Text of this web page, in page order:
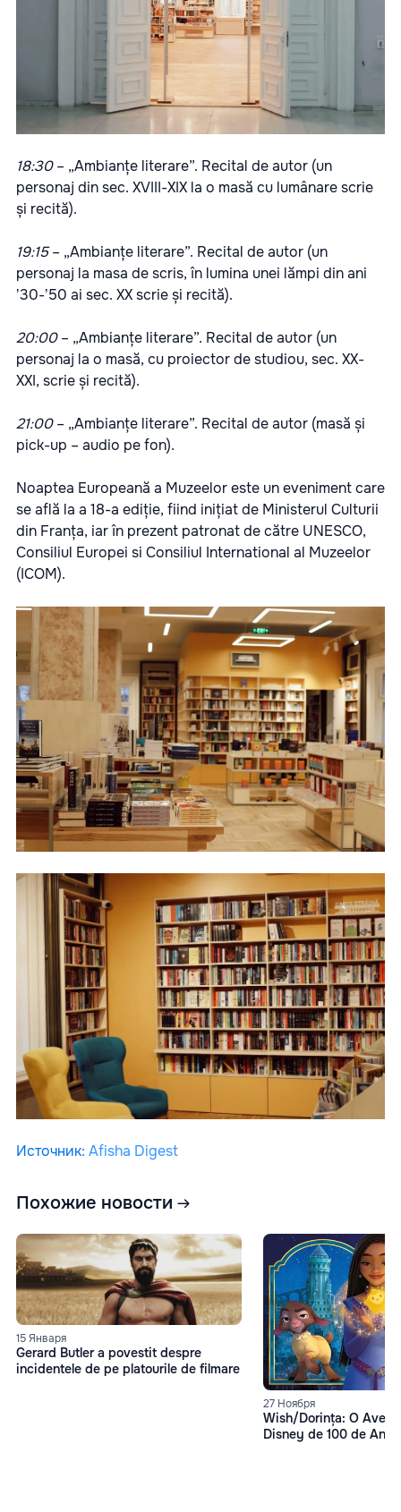
18:30– „Ambianțe literare”. Recital de autor (un
personaj din sec. XVIII-XIX la o masă cu lumânare scrie
și recită).
19:15– „Ambianțe literare”. Recital de autor (un
personaj la masa de scris, în lumina unei lămpi din ani
ʼ30-ʼ50 ai sec. XX scrie și recită).
20:00– „Ambianțe literare”. Recital de autor (un
personaj la o masă, cu proiector de studiou, sec. XX-
XXI, scrie și recită).
21:00– „Ambianțe literare”. Recital de autor (masă și
pick-up – audio pe fon).
Noaptea Europeană a Muzeelor este un eveniment care
se află la a 18-a ediție, fiind inițiat de Ministerul Culturii
din Franța, iar în prezent patronat de către UNESCO,
Consiliul Europei si Consiliul International al Muzeelor
(ICOM).
Источник: Afisha Digest
Похожие новости
15 Января
Gerard Butler a povestit despre
incidentele de pe platourile de filmare
27 Ноября
Wish/Dorința: O
Disney de 100 de Ani